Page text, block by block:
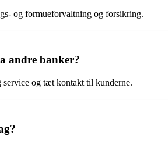
og formueforvaltning og forsikring.
andre banker?
service og tæt kontakt til kunderne.